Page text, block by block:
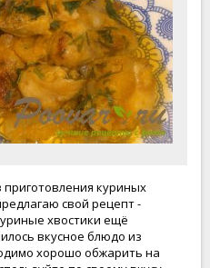
куриных
свой рецепт -
хвостики ещё
вкусное блюдо из
хорошо обжарить на